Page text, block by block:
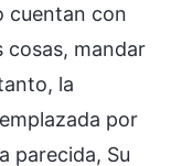
cuentan con
cosas, mandar
la
por
parecida, Su